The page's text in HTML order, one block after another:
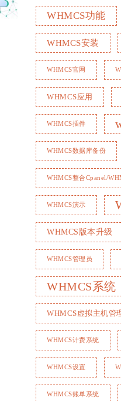
WHMCS工单系统配置指
程优化
WHMCS功能
WHMCS安装
WHMCS官网
WHMCS应用
WHMCS插件
WHMCS数据库备份
WHMCS整合Cpanel/
WHMCS演示
WHMCS版本升级
WHMCS管理员
WHMCS系统
WHMCS虚拟主机管
WHMCS计费系统
WHMCS设置
WHMCS账单系统